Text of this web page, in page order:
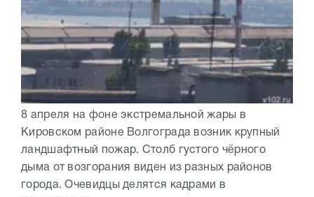
8 апреля на фоне экстремальной жары в
Кировском районе Волгограда возник крупный
ландшафтный пожар. Столб густого чёрного
дыма от возгорания виден из разных районов
города. Очевидцы делятся кадрами в